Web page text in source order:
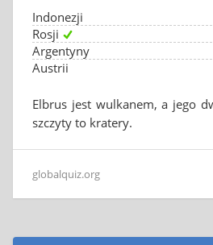
Indonezji
Rosji
Argentyny
Austrii
Elbrus jest wulkanem, a jego
szczyty to kratery.
globalquiz.org